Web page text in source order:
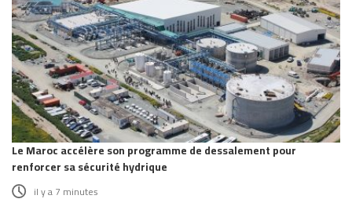
Le Maroc accélère son programme de dessalement pour
renforcer sa sécurité hydrique
il y a 7 minutes